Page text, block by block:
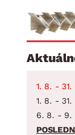
1. 8. - 31.
1. 8. -
6. 8. - 9.